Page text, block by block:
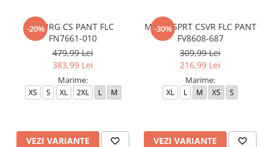
-20%
M NRG CS PANT FLC
FN7661-010
479,99 Lei
383,99 Lei
Marime:
XS S XL 2XL L M
VEZI VARIANTE
-30%
M J DF SPRT CSVR FLC PANT
FV8608-687
309,99 Lei
216,99 Lei
Marime:
XL L M XS S
VEZI VARIANTE